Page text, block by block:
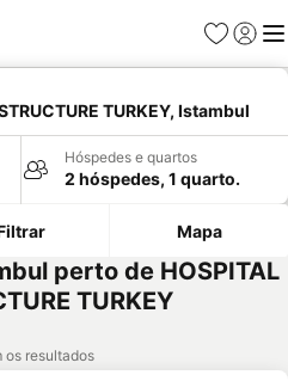
Favoritos
Iniciar
TURKEY, Istambul
Hóspedes e quartos
2 hóspedes, 1 quarto.
Mapa
perto de HOSPITAL
TURKEY
os resultados